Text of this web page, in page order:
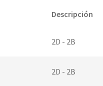
Descripción
2D - 2B
2D - 2B